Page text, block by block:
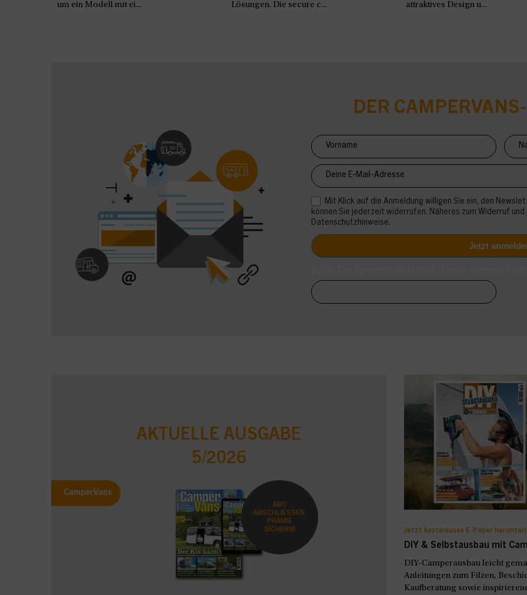
um ein Modell mit ei...
Lösungen. Die secure c...
attraktives Design u...
DER
Newsletter
Anmeldung
CV
Mit Klick auf die Anmeldung willigen Sie ein, den
können Sie jederzeit widerrufen. Näheres zum Widerruf
Datenschutzhinweise.
AKTUELLE AUSGABE
5/2026
CamperVans
ABO
ABSCHLIESSEN,
PRÄMIE
SICHERN!
Jetzt kostenloses E-Paper
DIY & Selbstausbau mit
DIY-Camperausbau leicht
Anleitungen zum Filzen,
Kaufberatung sowie